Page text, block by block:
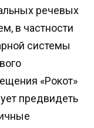
речевых
в частности
системы
«Рокот»
предвидеть